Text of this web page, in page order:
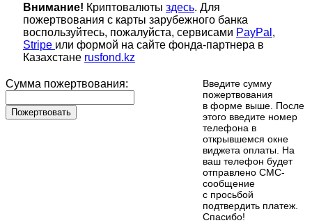
Внимание! Криптовалюты здесь. Для
пожертвования с карты зарубежного банка
воспользуйтесь, пожалуйста, сервисами PayPal ,
Stripe или формой на сайте фонда-партнера в
Казахстане rusfond.kz
Сумма пожертвования:
Пожертвовать
Введите сумму
пожертвования
в форме выше. После
этого введите номер
телефона в
открывшемся окне
виджета оплаты. На
ваш телефон будет
отправлено СМС-
сообщение
с просьбой
подтвердить платеж.
Cпасибо!